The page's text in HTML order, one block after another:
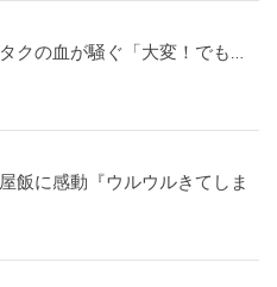
クの血が騒ぐ「大変！でも…
飯に感動『ウルウルきてしま